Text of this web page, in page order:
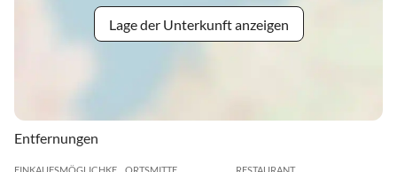
Lage der Unterkunft anzeigen
Entfernungen